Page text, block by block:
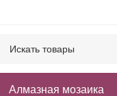
Алмазная мозаика